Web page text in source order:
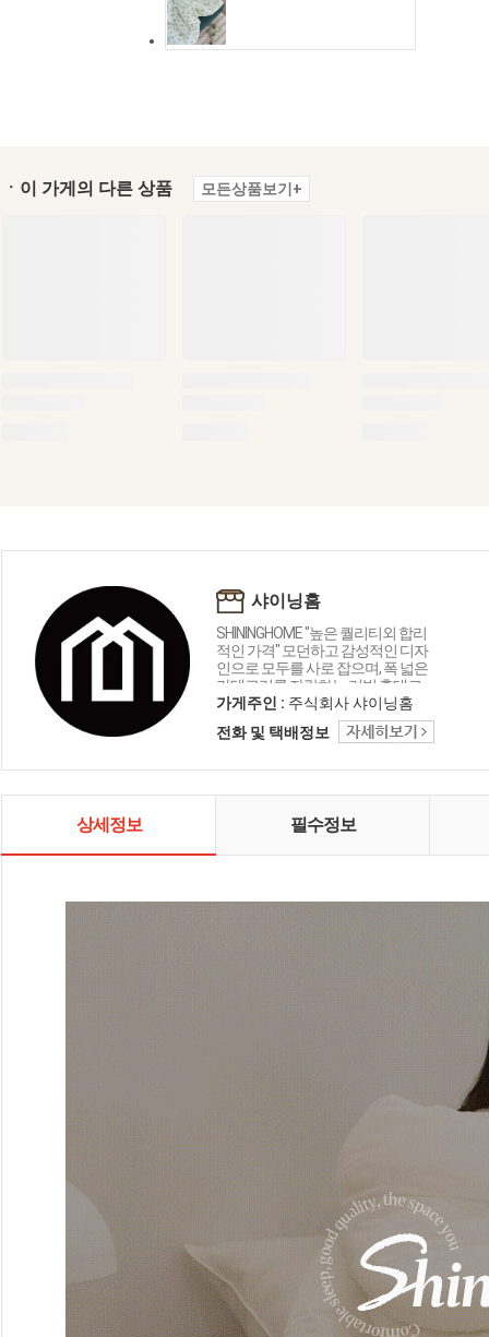
ㆍ이 가게의 다른 상품 모든상품보기+
샤이닝홈
SHININGHOME "높은 퀄리티외 합리
적인 가격" 모던하고 감성적인 디자
인으로 모두를 사로 잡으며, 폭 넓은
카테고리를 자랑하는 리빙 홈데코
인테리어 샤이닝홈입니다.
가게주인 : 주식회사 샤이닝홈
전화 및 택배정보
상세정보 필수정보